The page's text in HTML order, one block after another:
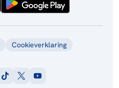
Cookieverklaring